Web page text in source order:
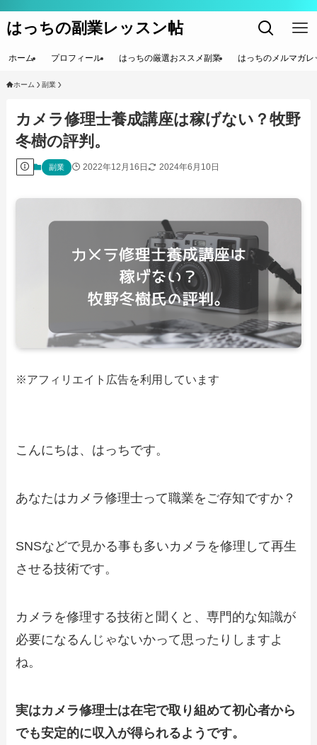
はっちの副業レッスン帖
ホーム プロフィール はっちの厳選おススメ副業 はっちのメルマガレ
ホーム 副業
カメラ修理士養成講座は稼げない？牧野
冬樹の評判。
副業 2022年12月16日 2024年6月10日
※アフィリエイト広告を利用しています
こんにちは、はっちです。
あなたはカメラ修理士って職業をご存知ですか？
SNSなどで見かる事も多いカメラを修理して再生
させる技術です。
カメラを修理する技術と聞くと、専門的な知識が
必要になるんじゃないかって思ったりしますよ
ね。
実はカメラ修理士は在宅で取り組めて初心者から
でも安定的に収入が得られるようです。